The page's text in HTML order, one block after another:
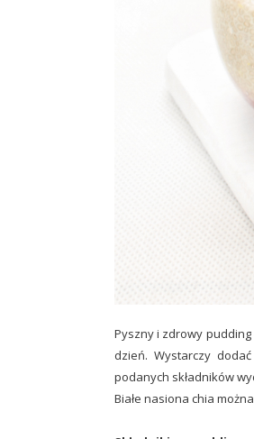
Pyszny i zdrowy pudding
dzień. Wystarczy
podanych składników
Białe nasiona chia